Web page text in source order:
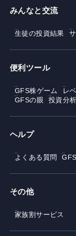
みんなと交流
生徒の投資結果
便利ツール
GFS株ゲーム レ
GFSの眼
投資分
ヘルプ
よくある質問
その他
家族割サービス